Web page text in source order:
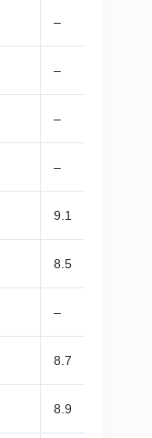
–
–
–
–
9.1
8.5
–
8.7
8.9